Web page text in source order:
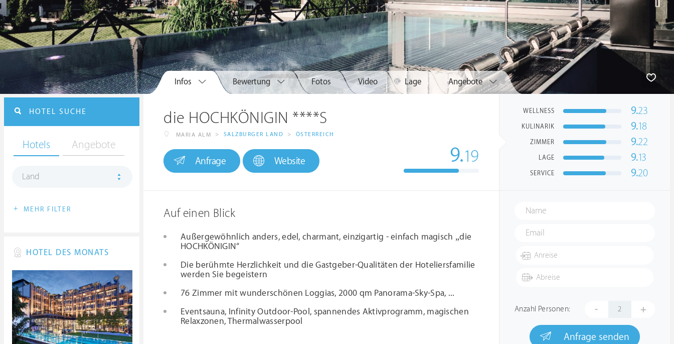
Infos Bewertung Fotos Video Lage Angebote
die HOCHKÖNIGIN ****S
MARIA ALM > SALZBURGER LAND > ÖSTERREICH
Anfrage Website 9.19
WELLNESS 9.23
KULINARIK 9.18
ZIMMER 9.22
LAGE 9.13
SERVICE 9.20
Auf einen Blick
Außergewöhnlich anders, edel, charmant, einzigartig - einfach magisch „die
HOCHKÖNIGIN“
Die berühmte Herzlichkeit und die Gastgeber-Qualitäten der Hoteliersfamilie
werden Sie begeistern
76 Zimmer mit wunderschönen Loggias, 2000 qm Panorama-Sky-Spa, ...
Eventsauna, Infinity Outdoor-Pool, spannendes Aktivprogramm, magischen
Relaxzonen, Thermalwasserpool
Anzahl Personen: - +
Anfrage senden
HOTEL SUCHE
Hotels Angebote
Land
+ MEHR FILTER
HOTEL DES MONATS